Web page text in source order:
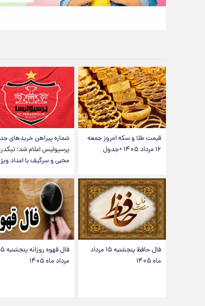
قیمت طلا و سکه امروز جمعه
۱۶ مرداد ۱۴۰۵ +جدول
شماره پیراهن خریدهای
پرسپولیس اعلام شد؛
محبی و سرگیف با اعداد
فال حافظ پنجشنبه ۱۵ مرداد
ماه ۱۴۰۵
فال قهوه
مرداد ماه ۱۴۰۵